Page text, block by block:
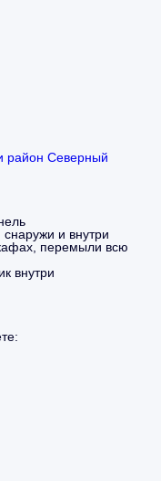
район Северный
и внутри
перемыли всю
внутри